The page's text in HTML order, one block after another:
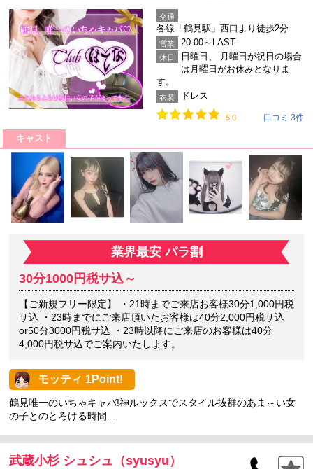
交通
各線「鶴見駅」西口より徒歩2分
営業 20:00～LAST
休日
日曜日、 月曜日が祝日の場合
は月曜日がお休みとなりま
す。
衣装 ドレス
5.0 口コミ 3件
キャスト
業界最安 パラ割
30分1000円税サ込～
【ご新規フリー限定】 ・21時までご来店お客様30分1,000円税
サ込 ・23時までにご来店頂いたお客様は40分2,000円税サ込
or50分3000円税サ込 ・23時以降にご来店のお客様は40分
4,000円税サ込でご案内いたします。
モッティ 1Point!
鶴見唯一のいちゃキャバ!神ルックスでスタイル抜群のあま～い女
の子とのとろける時間...
武蔵小杉 シュシュ（syusyu）